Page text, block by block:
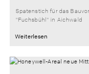
Spatenstich für das
"Fuchsbühl" in Aichwald
Weiterlesen